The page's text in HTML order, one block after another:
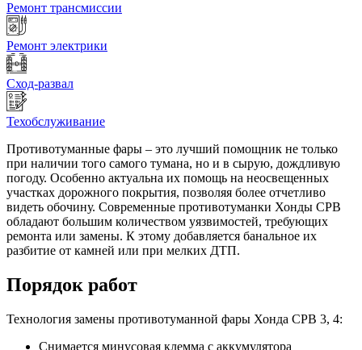
Ремонт трансмиссии
Ремонт электрики
Сход-развал
Техобслуживание
Противотуманные фары – это лучший помощник не только
при наличии того самого тумана, но и в сырую, дождливую
погоду. Особенно актуальна их помощь на неосвещенных
участках дорожного покрытия, позволяя более отчетливо
видеть обочину. Современные противотуманки Хонды СРВ
обладают большим количеством уязвимостей, требующих
ремонта или замены. К этому добавляется банальное их
разбитие от камней или при мелких ДТП.
Порядок работ
Технология замены противотуманной фары Хонда СРВ 3, 4:
Снимается минусовая клемма с аккумулятора